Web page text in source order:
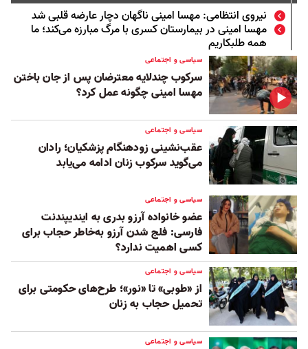
نیروی انتظامی: مهسا امینی ناگهان دچار عارضه قلبی شد
مهسا امینی در بیمارستان کسری با مرگ مبارزه می‌کند؛ ما
همه طلبکاریم
سیاسی و اجتماعی
سرکوب چندلایه معترضان پس از جان‌ باختن
مهسا امینی چگونه عمل کرد؟
سیاسی و اجتماعی
عقب‌نشینی زودهنگام پزشکیان؛ رادان
می‌گوید سرکوب زنان ادامه می‌یابد
سیاسی و اجتماعی
عضو خانواده آرزو بدری به ایندیپندنت
فارسی: فلج شدن آرزو به‌خاطر حجاب برای
کسی اهمیت ندارد؟
سیاسی و اجتماعی
از «طوبی» تا «نور»؛ طرح‌های حکومتی برای
تحمیل حجاب به زنان
سیاسی و اجتماعی